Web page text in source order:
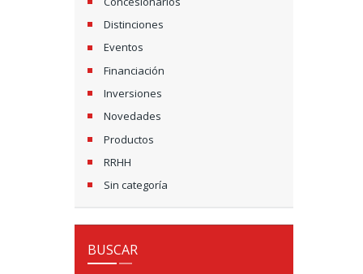
Distinciones
Eventos
Financiación
Inversiones
Novedades
Productos
RRHH
Sin categoría
BUSCAR